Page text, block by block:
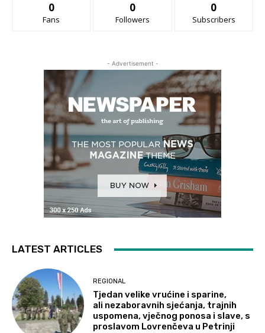
0
Fans
0
Followers
0
Subscribers
- Advertisement -
LATEST ARTICLES
REGIONAL
Tjedan velike vrućine i sparine,
ali nezaboravnih sjećanja, trajnih
uspomena, vječnog ponosa i slave, s
proslavom Lovrenčeva u Petrinji